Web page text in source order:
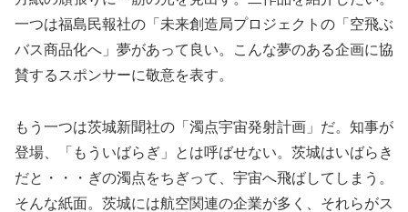
一つは福島民報社の「未来創造局プロジェクトの「空飛ぶ
バス商品化へ」夢があって良い。こんな夢のある企画に協
賛するスポンサーに敬意を表す。
もう一つは茨城新聞社の「濁点宇宙発射計画」だ。知事が
登場、「もういばらぎ」とは呼ばせない。茨城はいばらき
だと・・・ぎの濁点をちぎって、宇宙へ飛ばしてしまう。
そんな紙面。茨城には航空関連の企業が多く、それらがス